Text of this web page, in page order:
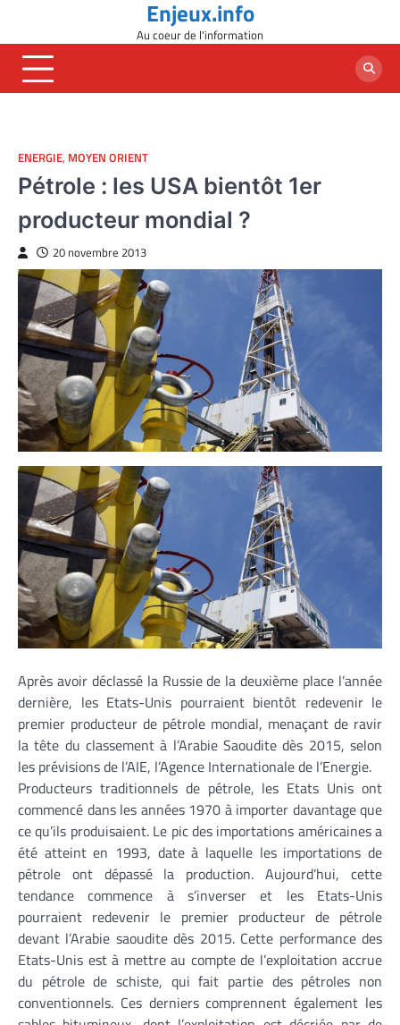
content
Enjeux.info
Au coeur de l'information
ENERGIE, MOYEN ORIENT
Pétrole : les USA bientôt 1er
producteur mondial ?
20 novembre 2013
Après avoir déclassé la Russie de la deuxième place l’année
dernière, les Etats-Unis pourraient bientôt redevenir le
premier producteur de pétrole mondial, menaçant de ravir
la tête du classement à l’Arabie Saoudite dès 2015, selon
les prévisions de l’AIE, l’Agence Internationale de l’Energie.
Producteurs traditionnels de pétrole, les Etats Unis ont
commencé dans les années 1970 à importer davantage que
ce qu’ils produisaient. Le pic des importations américaines a
été atteint en 1993, date à laquelle les importations de
pétrole ont dépassé la production. Aujourd’hui, cette
tendance commence à s’inverser et les Etats-Unis
pourraient redevenir le premier producteur de pétrole
devant l’Arabie saoudite dès 2015. Cette performance des
Etats-Unis est à mettre au compte de l’exploitation accrue
du pétrole de schiste, qui fait partie des pétroles non
conventionnels. Ces derniers comprennent également les